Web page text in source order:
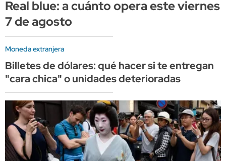
Real blue: a cuánto opera este viernes
7 de agosto
Moneda extranjera
Billetes de dólares: qué hacer si te entregan
"cara chica" o unidades deterioradas